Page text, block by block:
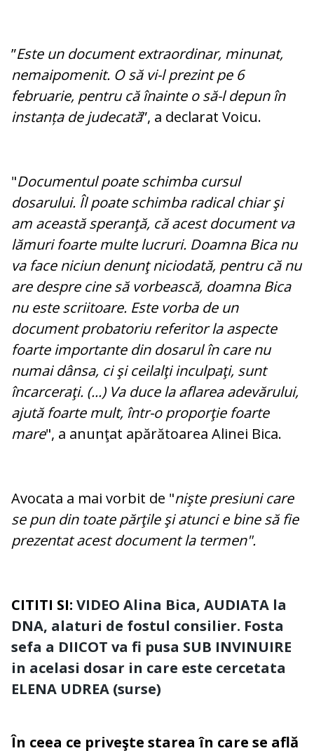
”Este un document extraordinar, minunat,
nemaipomenit. O să vi-l prezint pe 6
februarie, pentru că înainte o să-l depun în
instanța de judecată”, a declarat Voicu.
"Documentul poate schimba cursul
dosarului. Îl poate schimba radical chiar şi
am această speranţă, că acest document va
lămuri foarte multe lucruri. Doamna Bica nu
va face niciun denunţ niciodată, pentru că nu
are despre cine să vorbească, doamna Bica
nu este scriitoare. Este vorba de un
document probatoriu referitor la aspecte
foarte importante din dosarul în care nu
numai dânsa, ci şi ceilalţi inculpaţi, sunt
încarceraţi. (...) Va duce la aflarea adevărului,
ajută foarte mult, într-o proporţie foarte
mare", a anunţat apărătoarea Alinei Bica.
Avocata a mai vorbit de "nişte presiuni care
se pun din toate părţile şi atunci e bine să fie
prezentat acest document la termen".
CITITI SI: VIDEO Alina Bica, AUDIATA la
DNA, alaturi de fostul consilier. Fosta
sefa a DIICOT va fi pusa SUB INVINUIRE
in acelasi dosar in care este cercetata
ELENA UDREA (surse)
În ceea ce priveşte starea în care se află